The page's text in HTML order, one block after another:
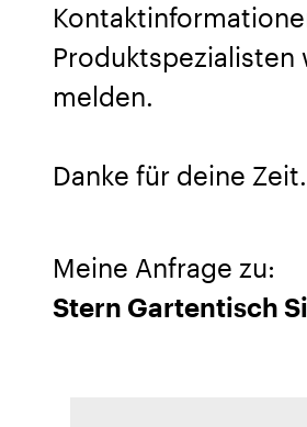
melden.
Danke für deine Zeit.
Meine Anfrage zu:
Stern Gartentisch